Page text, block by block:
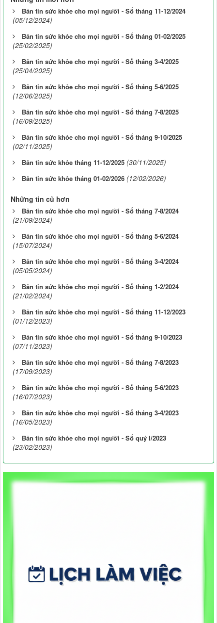
Bản tin sức khỏe cho mọi người - Số tháng 11-12/2024
(05/12/2024)
Bản tin sức khỏe cho mọi người - Số tháng 01-02/2025
(25/02/2025)
Bản tin sức khỏe cho mọi người - Số tháng 3-4/2025
(25/04/2025)
Bản tin sức khỏe cho mọi người - Số tháng 5-6/2025
(12/06/2025)
Bản tin sức khỏe cho mọi người - Số tháng 7-8/2025
(16/09/2025)
Bản tin sức khỏe cho mọi người - Số tháng 9-10/2025
(02/11/2025)
Bản tin sức khỏe tháng 11-12/2025 (30/11/2025)
Bản tin sức khỏe tháng 01-02/2026 (12/02/2026)
Những tin cũ hơn
Bản tin sức khỏe cho mọi người - Số tháng 7-8/2024
(21/09/2024)
Bản tin sức khỏe cho mọi người - Số tháng 5-6/2024
(15/07/2024)
Bản tin sức khỏe cho mọi người - Số tháng 3-4/2024
(05/05/2024)
Bản tin sức khỏe cho mọi người - Số tháng 1-2/2024
(21/02/2024)
Bản tin sức khỏe cho mọi người - Số tháng 11-12/2023
(01/12/2023)
Bản tin sức khỏe cho mọi người - Số tháng 9-10/2023
(07/11/2023)
Bản tin sức khỏe cho mọi người - Số tháng 7-8/2023
(17/09/2023)
Bản tin sức khỏe cho mọi người - Số tháng 5-6/2023
(16/07/2023)
Bản tin sức khỏe cho mọi người - Số tháng 3-4/2023
(16/05/2023)
Bản tin sức khỏe cho mọi người - Số quý I/2023
(23/02/2023)